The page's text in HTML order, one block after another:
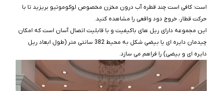
است؛ کافی است چند قطره آب درون مخزن مخصوص لوکوموتیو بریزید تا با
حرکت قطار، خروج دود واقعی را مشاهده کنید.
این مجموعه دارای ریل‌ های باکیفیت و با قابلیت اتصال آسان است که امکان
چیدمان دایره‌ ای یا بیضی‌ شکل به محیط 382 سانتی‌ متر (طول ابعاد ریل
دایره‌ ای و بیضی) را فراهم می‌ سازد.